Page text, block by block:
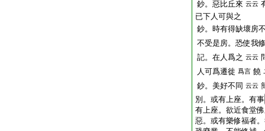
鈔。惡比丘來 云云
已下人可與之
鈔。時有得缺壞房
不受是房。恐使我
記。在人爲之 云云
人可爲遷徙 爲言 饒
鈔。美好不同 云云
別。或有上座。有事
有上座。欲近食堂
惡。或有樂修福者